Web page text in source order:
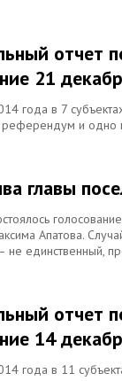
отчет
21
года в 7
и одно
главы
Апатова.
не единственный,
отчет
14
года в 11